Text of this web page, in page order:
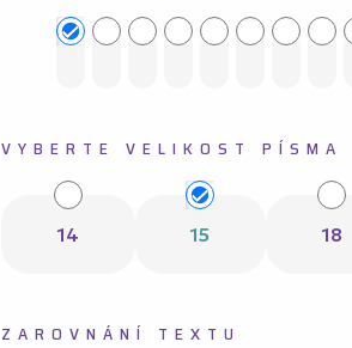
VYBERTE VELIKOST PÍSMA
14 15 18
ZAROVNÁNÍ TEXTU